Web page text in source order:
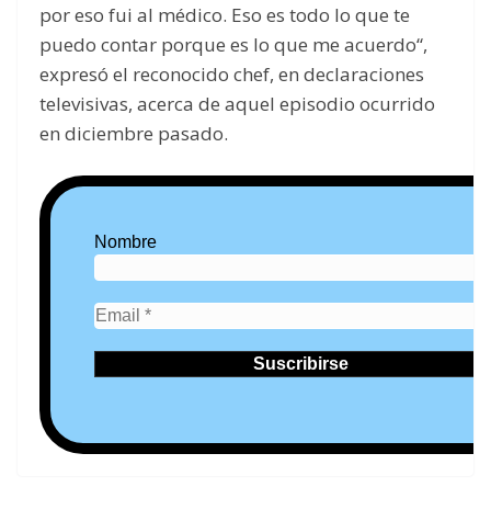
por eso fui al médico. Eso es todo lo que te
puedo contar porque es lo que me acuerdo“,
expresó el reconocido chef, en declaraciones
televisivas, acerca de aquel episodio ocurrido
en diciembre pasado.
Nombre